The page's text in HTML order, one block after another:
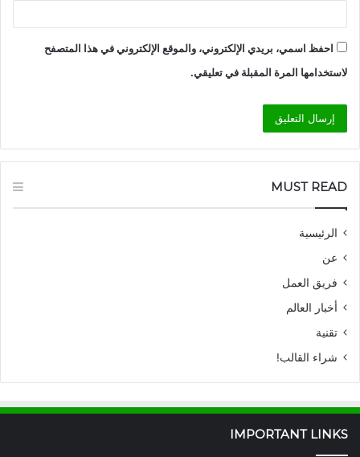
احفظ اسمي، بريدي الإلكتروني، والموقع الإلكتروني في هذا المتصفح
لاستخدامها المرة المقبلة في تعليقي.
MUST READ
الرئيسية
عن
فريق العمل
أخبار العالم
تقنية
شراء القالب!
IMPORTANT LINKS